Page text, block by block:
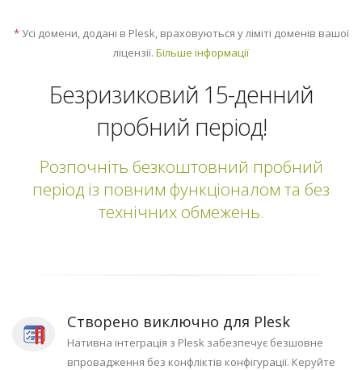
*Усі домени, додані в Plesk, враховуються у ліміті доменів вашої
ліцензії. Більше інформації
Безризиковий 15-денний
пробний період!
Розпочніть безкоштовний пробний
період із повним функціоналом та без
технічних обмежень.
Створено виключно для Plesk
Нативна інтеграція з Plesk забезпечує безшовне
впровадження без конфліктів конфігурації. Керуйте